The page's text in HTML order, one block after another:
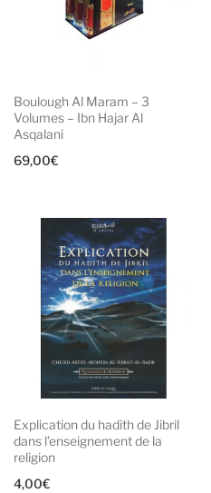
Boulough Al Maram – 3
Volumes – Ibn Hajar Al
Asqalani
69,00€
Explication du hadith de Jibril
dans l’enseignement de la
religion
4,00€